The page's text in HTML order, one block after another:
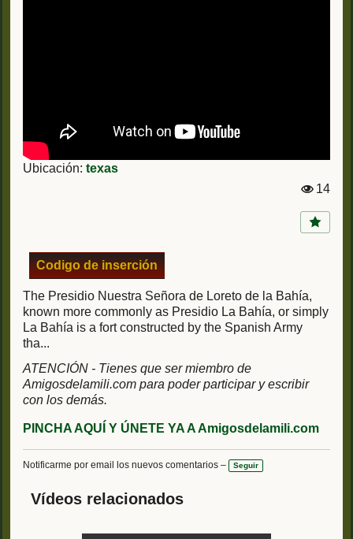
Ubicación: texas
st
14
Codigo de inserción
The Presidio Nuestra Señora de Loreto de la Bahía,
known more commonly as Presidio La Bahía, or simply
La Bahía is a fort constructed by the Spanish Army
tha...
ATENCIÓN - Tienes que ser miembro de
Amigosdelamili.com para poder participar y escribir
con los demás.
PINCHA AQUÍ Y ÚNETE YA A Amigosdelamili.com
Notificarme por email los nuevos comentarios – Seguir
Vídeos relacionados